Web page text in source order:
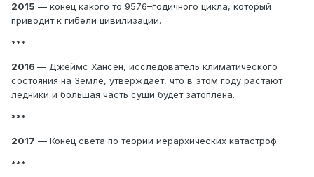
2015 — конец какого то 9576–годичного цикла, который
приводит к гибели цивилизации.
***
2016 — Джеймс Хансен, исследователь климатического
состояния на Земле, утверждает, что в этом году растают
ледники и большая часть суши будет затоплена.
***
2017 — Конец света по теории иерархических катастроф.
***